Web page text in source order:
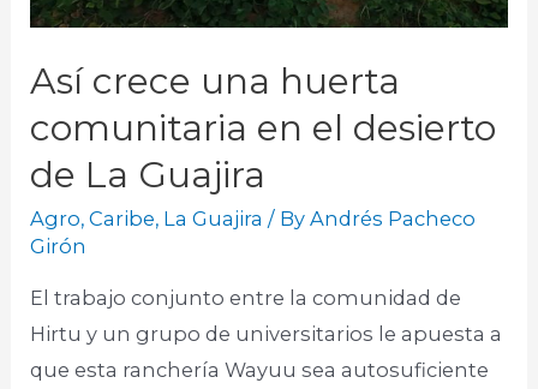
Así crece una huerta
comunitaria en el desierto
de La Guajira
Agro,Caribe, La Guajira / ByAndrés Pacheco
Girón
El trabajo conjunto entre la comunidad de
Hirtu y un grupo de universitarios le apuesta a
que esta ranchería Wayuu sea autosuficiente